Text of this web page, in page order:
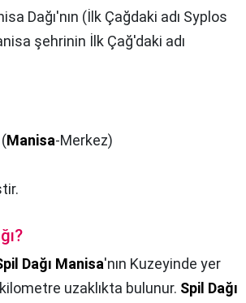
Dağı'nın (İlk Çağdaki adı Syplos
şehrinin İlk Çağ'daki adı
Manisa-Merkez)
Dağı Manisa'nın Kuzeyinde yer
uzaklıkta bulunur. Spil Dağı